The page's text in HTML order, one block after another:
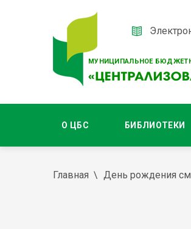
МУНИЦИПАЛЬНОЕ
О ЦБС БИБЛИОТЕКИ
Главная День рождения